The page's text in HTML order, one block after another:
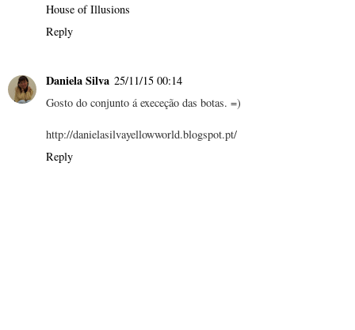
House of Illusions
Reply
Daniela Silva 25/11/15 00:14
Gosto do conjunto á execeção das botas. =)
http://danielasilvayellowworld.blogspot.pt/
Reply